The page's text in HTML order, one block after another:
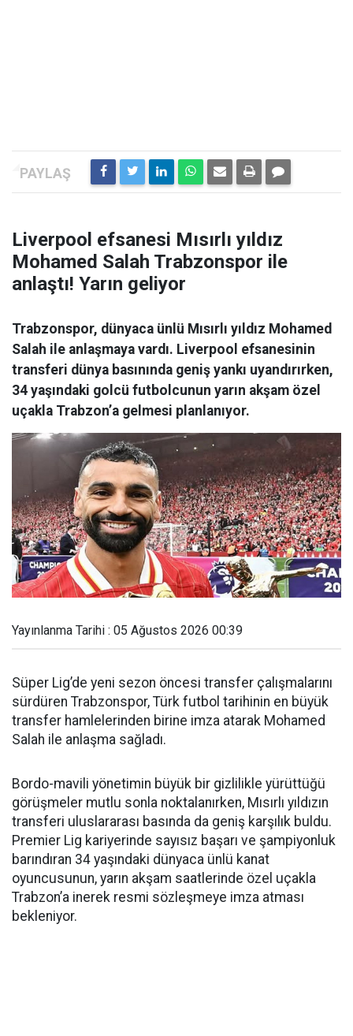
Liverpool efsanesi Mısırlı yıldız
Mohamed Salah Trabzonspor ile
anlaştı! Yarın geliyor
Trabzonspor, dünyaca ünlü Mısırlı yıldız Mohamed
Salah ile anlaşmaya vardı. Liverpool efsanesinin
transferi dünya basınında geniş yankı uyandırırken,
34 yaşındaki golcü futbolcunun yarın akşam özel
uçakla Trabzon’a gelmesi planlanıyor.
Yayınlanma Tarihi : 05 Ağustos 2026 00:39
Süper Lig’de yeni sezon öncesi transfer çalışmalarını
sürdüren Trabzonspor, Türk futbol tarihinin en büyük
transfer hamlelerinden birine imza atarak Mohamed
Salah ile anlaşma sağladı.
Bordo-mavili yönetimin büyük bir gizlilikle yürüttüğü
görüşmeler mutlu sonla noktalanırken, Mısırlı yıldızın
transferi uluslararası basında da geniş karşılık buldu.
Premier Lig kariyerinde sayısız başarı ve şampiyonluk
barındıran 34 yaşındaki dünyaca ünlü kanat
oyuncusunun, yarın akşam saatlerinde özel uçakla
Trabzon’a inerek resmi sözleşmeye imza atması
bekleniyor.